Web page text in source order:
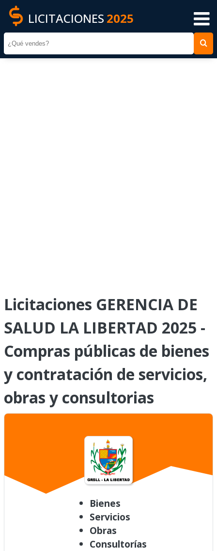
LICITACIONES 2025
Licitaciones GERENCIA DE
SALUD LA LIBERTAD 2025 -
Compras públicas de bienes
y contratación de servicios,
obras y consultorias
Bienes
Servicios
Obras
Consultorías